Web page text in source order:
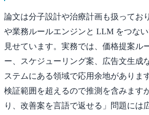
論文は分子設計や治療計画も扱ってお
や業務ルールエンジンと LLM をつな
見せています。実務では、価格提案ル
ー、スケジューリング案、広告文生成
ステムにある領域で応用余地がありま
検証範囲を超えるので推測を含みます
り、改善案を言語で返せる」問題には